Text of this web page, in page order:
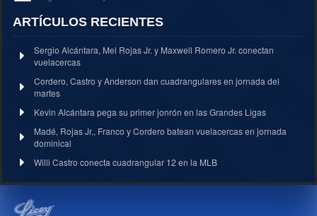
ARTÍCULOS RECIENTES
Sergio Alcántara, Mel Rojas Jr. y Maxwell Romero Jr. conectan
vuelacercas
Cordero, Castro y Anderson dan cuadrangulares en jornada del
martes
Kevin Alcántara pega su primer jonrón en las Grandes Ligas
Madé, Rojas Jr., Franco y Cordero batean vuelacercas en jornada
dominical
Willi Castro conecta cuadrangular 12 en la MLB